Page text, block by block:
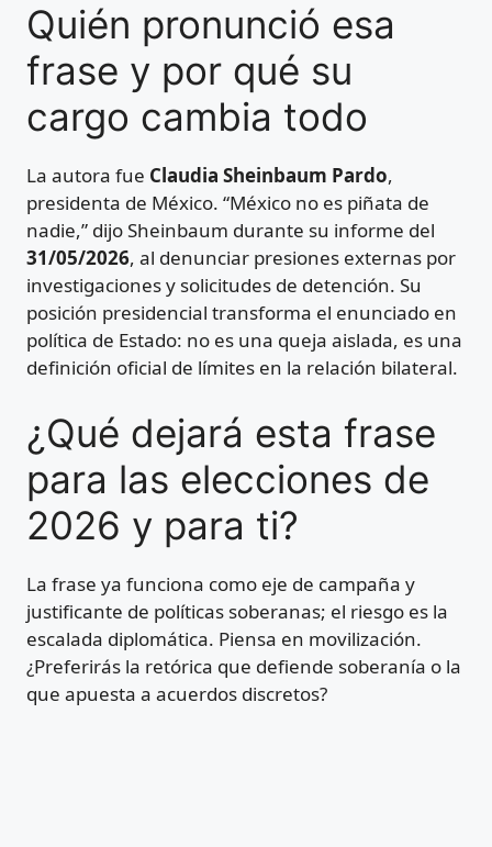
Quién pronunció esa
frase y por qué su
cargo cambia todo
La autora fue Claudia Sheinbaum Pardo,
presidenta de México. “México no es piñata de
nadie,” dijo Sheinbaum durante su informe del
31/05/2026, al denunciar presiones externas por
investigaciones y solicitudes de detención. Su
posición presidencial transforma el enunciado en
política de Estado: no es una queja aislada, es una
definición oficial de límites en la relación bilateral.
¿Qué dejará esta frase
para las elecciones de
2026 y para ti?
La frase ya funciona como eje de campaña y
justificante de políticas soberanas; el riesgo es la
escalada diplomática. Piensa en movilización.
¿Preferirás la retórica que defiende soberanía o la
que apuesta a acuerdos discretos?